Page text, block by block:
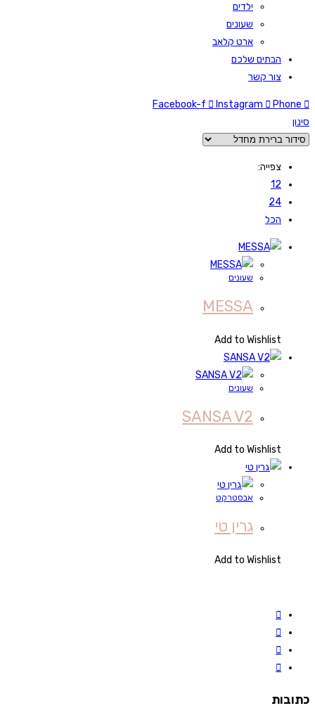
ילדים
שעונים
ארט קלאב
הבתים שלכם
צור קשר
Facebook-f Instagram
Phone
סינון
צפייה:
12
24
הכל
שעונים
MESSA
Add to Wishlist
שעונים
SANSA V2
Add to Wishlist
אבסטרקט
גרין טי
Add to Wishlist
כתובות